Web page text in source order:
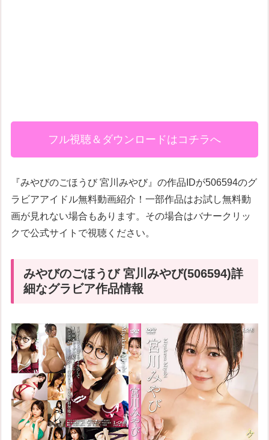
フル視聴＆ダウンロードはコチラへ
『みやびのごほうび 宮川みやび』の作品IDが506594のグ
ラビアアイドル無料動画紹介！一部作品はお試し無料動
画が見れない場合もあります。その場合はバナークリッ
クで公式サイトで視聴ください。
みやびのごほうび 宮川みやび(506594)詳
細なグラビア作品情報